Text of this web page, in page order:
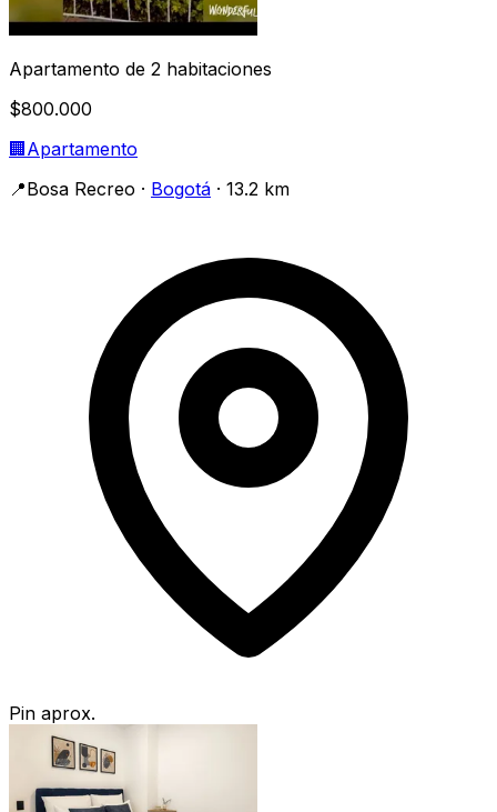
Apartamento de 2 habitaciones
$800.000
🏢Apartamento
📍Bosa Recreo · Bogotá · 13.2 km
Pin aprox.